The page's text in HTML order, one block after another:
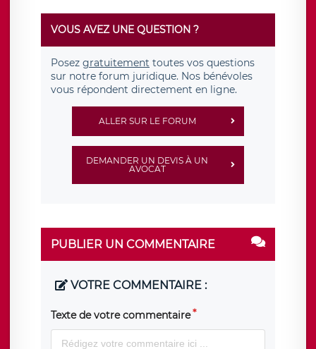
VOUS AVEZ UNE QUESTION ?
Posez gratuitement toutes vos questions
sur notre forum juridique. Nos bénévoles
vous répondent directement en ligne.
ALLER SUR LE FORUM
DEMANDER UN DEVIS À UN
AVOCAT
PUBLIER UN COMMENTAIRE
VOTRE COMMENTAIRE :
Texte de votre commentaire